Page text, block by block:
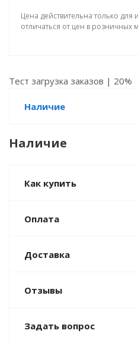
Цена действительна только
отличаться от цен в розничных
Тест загрузка заказов | 20%
Наличие
Наличие
Как купить
Оплата
Доставка
Отзывы
Задать вопрос